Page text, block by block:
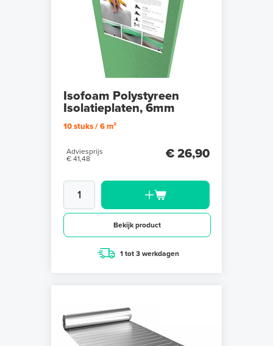
Isofoam Polystyreen
Isolatieplaten, 6mm
10 stuks / 6 m²
Adviesprijs
€ 41,48
€ 26,90
Bekijk product
1 tot 3 werkdagen